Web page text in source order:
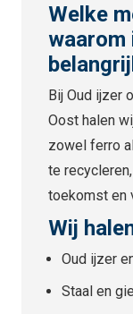
Welke
waarom
Bij Oud ijzer
Oost halen
zowel ferro
te
toekomst en
Wij
Oud ijzer
Staal en